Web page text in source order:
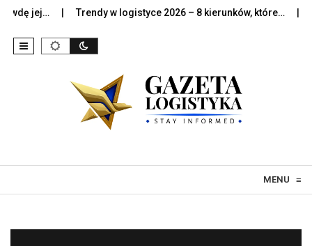
jej… Trendy w logistyce 2026 – 8 kierunków, które…
MENU ≡